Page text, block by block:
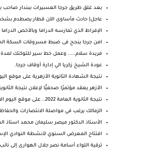
بعد غلق طريق جرجا العسيرات ببندار صاحب
عاجل| حادث مأساوى الآن قطار يصطدم
الإفراط الذي تمارسه الدراما وبالأخص
امن جرجا ينجح فى ضبط مسروقات السكة
فريدة سلام..... وعمل خط سير للتوكتك
عودة الشيخ زكريا الي إدارة أوقاف جرجا.
نتيجة الشهادة الثانوية الأزهرية على موقع
الأزهر يعقد مؤتمرًا صحفيًّا لإعلان نتيجة
نتيجة الثانوية العامة 2022.. على موقع اليوم الاخير...
الزمالك يرغب في مواصلة الانتصارات
الأستاذ الدكتور ميصر سليمان محمد استاذ
افتتاح المعرض السنوي لأنشطة النوادي
ترقية اللواء أسامة نصر جلال الهوارى إلى